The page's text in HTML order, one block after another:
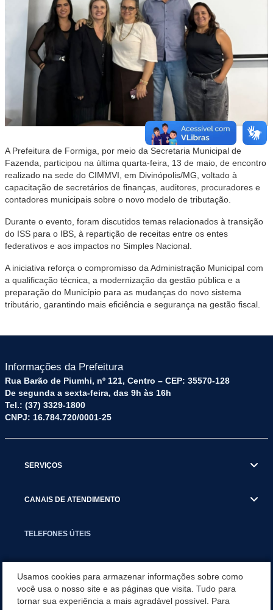
A Prefeitura de Formiga, por meio da Secretaria Municipal de
Fazenda, participou na última quarta-feira, 13 de maio, de encontro
realizado na sede do CIMMVI, em Divinópolis/MG, voltado à
capacitação de secretários de finanças, auditores, procuradores e
contadores municipais sobre o novo modelo de tributação.
Durante o evento, foram discutidos temas relacionados à transição
do ISS para o IBS, à repartição de receitas entre os entes
federativos e aos impactos no Simples Nacional.
A iniciativa reforça o compromisso da Administração Municipal com
a qualificação técnica, a modernização da gestão pública e a
preparação do Município para as mudanças do novo sistema
tributário, garantindo mais eficiência e segurança na gestão fiscal.
Informações da Prefeitura
Rua Barão de Piumhi, nº 121, Centro – CEP: 35570-128
De segunda a sexta-feira, das 9h às 16h
Tel.: (37) 3329-1800
CNPJ: 16.784.720/0001-25
SERVIÇOS
CANAIS DE ATENDIMENTO
TELEFONES ÚTEIS
NOTÍCIAS
Usamos cookies para armazenar informações sobre como
você usa o nosso site e as páginas que visita. Tudo para
tornar sua experiência a mais agradável possível. Para